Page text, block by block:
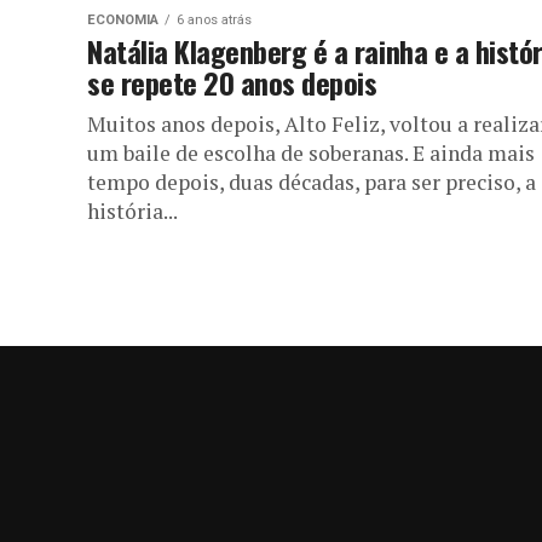
ECONOMIA 6 anos atrás
Natália Klagenberg é a rainha e a
se repete 20 anos depois
Muitos anos depois, Alto Feliz, voltou a
um baile de escolha de soberanas. E ainda mais
tempo depois, duas décadas, para ser preciso, a
história...